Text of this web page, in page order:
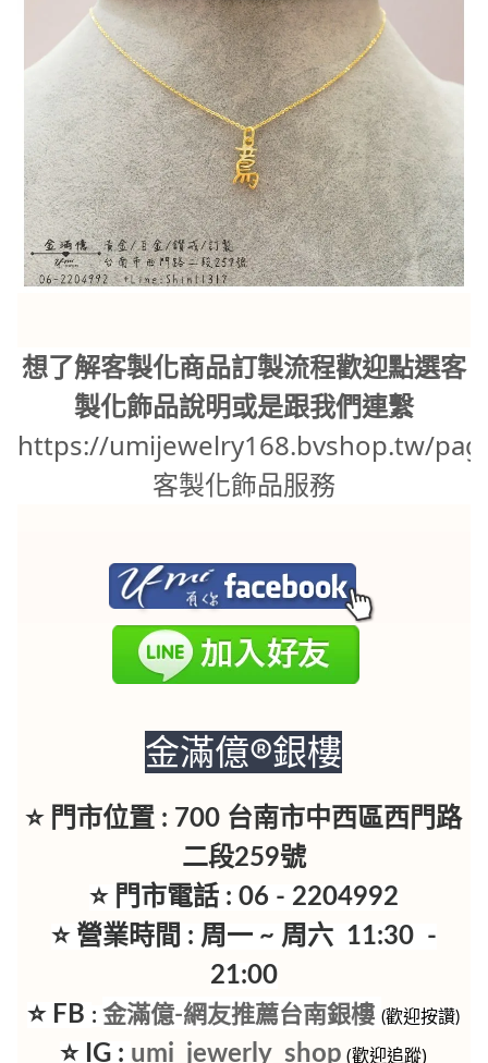
想了解客製化商品訂製流程歡迎點選客
製化飾品說明或是跟我們連繫
https://umijewelry168.bvshop.tw/
客製化飾品服務
金滿億®銀樓
⭐ 門市位置 : 700 台南市中西區西門路
二段259號
⭐ 門市電話 : 06 - 2204992
⭐ 營業時間 : 周一 ~ 周六 11:30 -
21:00
⭐ FB :金滿億-網友推薦台南銀樓 (歡迎按讚)
⭐ IG : umi_jewerly_shop (歡迎追蹤)